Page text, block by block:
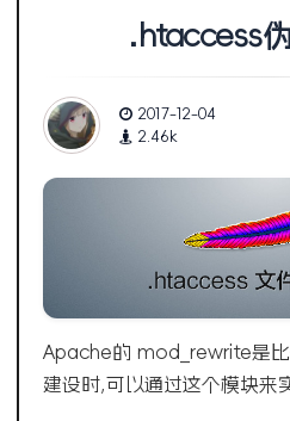
.htaccess
2017-12-04
2.46k
Apache的 mod_rewrite是
建设时,可以通过这个模块来